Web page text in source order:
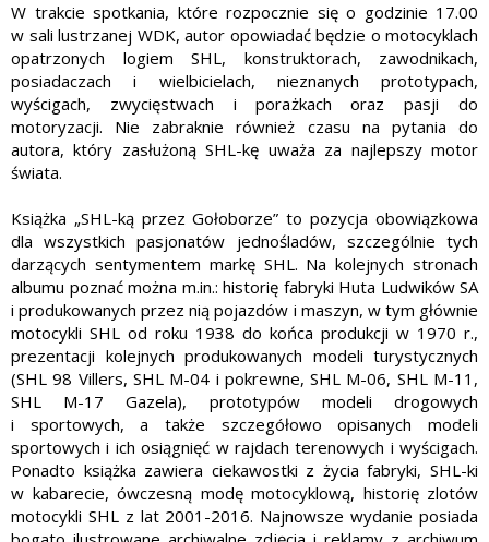
W trakcie spotkania, które rozpocznie się o godzinie 17.00
w sali lustrzanej WDK, autor opowiadać będzie o motocyklach
opatrzonych logiem SHL, konstruktorach, zawodnikach,
posiadaczach i wielbicielach, nieznanych prototypach,
wyścigach, zwycięstwach i porażkach oraz pasji do
motoryzacji. Nie zabraknie również czasu na pytania do
autora, który zasłużoną SHL-kę uważa za najlepszy motor
świata.
Książka „SHL-ką przez Gołoborze” to pozycja obowiązkowa
dla wszystkich pasjonatów jednośladów, szczególnie tych
darzących sentymentem markę SHL. Na kolejnych stronach
albumu poznać można m.in.: historię fabryki Huta Ludwików SA
i produkowanych przez nią pojazdów i maszyn, w tym głównie
motocykli SHL od roku 1938 do końca produkcji w 1970 r.,
prezentacji kolejnych produkowanych modeli turystycznych
(SHL 98 Villers, SHL M-04 i pokrewne, SHL M-06, SHL M-11,
SHL M-17 Gazela), prototypów modeli drogowych
i sportowych, a także szczegółowo opisanych modeli
sportowych i ich osiągnięć w rajdach terenowych i wyścigach.
Ponadto książka zawiera ciekawostki z życia fabryki, SHL-ki
w kabarecie, ówczesną modę motocyklową, historię zlotów
motocykli SHL z lat 2001-2016. Najnowsze wydanie posiada